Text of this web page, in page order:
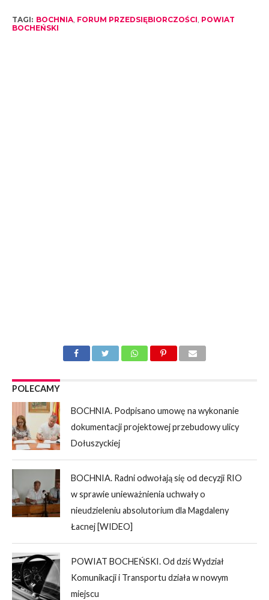
TAGI: BOCHNIA, FORUM PRZEDSIĘBIORCZOŚCI, POWIAT
BOCHEŃSKI
POLECAMY
BOCHNIA. Podpisano umowę na wykonanie
dokumentacji projektowej przebudowy ulicy
Dołuszyckiej
BOCHNIA. Radni odwołają się od decyzji RIO
w sprawie unieważnienia uchwały o
nieudzieleniu absolutorium dla Magdaleny
Łacnej [WIDEO]
POWIAT BOCHEŃSKI. Od dziś Wydział
Komunikacji i Transportu działa w nowym
miejscu